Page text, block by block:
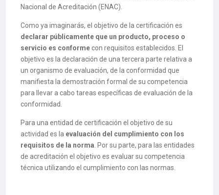
Nacional de Acreditación (ENAC).
Como ya imaginarás, el objetivo de la certificación es
declarar públicamente que un producto, proceso o
servicio es conformecon requisitos establecidos. El
objetivo es la declaración de una tercera parte relativa a
un organismo de evaluación, de la conformidad que
manifiesta la demostración formal de su competencia
para llevar a cabo tareas específicas de evaluación de la
conformidad.
Para una entidad de certificación el objetivo de su
actividad es la evaluación del cumplimiento con los
requisitos de la norma . Por su parte, para las entidades
de acreditación el objetivo es evaluar su competencia
técnica utilizando el cumplimiento con las normas.